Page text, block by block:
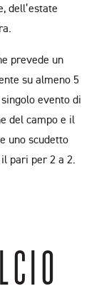
dell’estate
prevede un
su almeno 5
evento di
del campo e il
uno scudetto
pari per 2 a 2.